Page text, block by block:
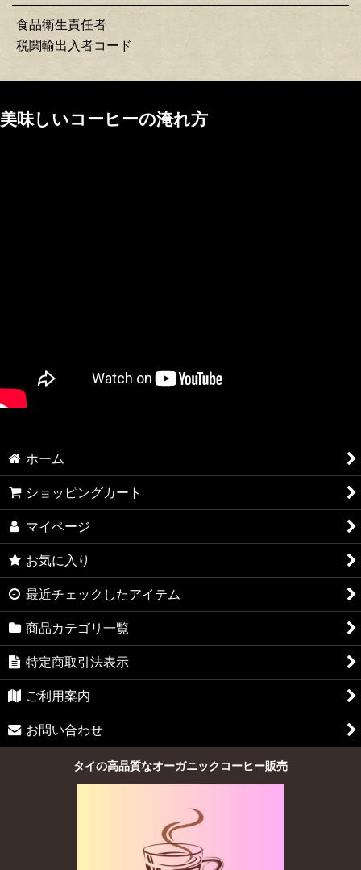
食品衛生責任者
税関輸出入者コード
美味しいコーヒーの淹れ方
ホーム
ショッピングカート
マイページ
お気に入り
最近チェックしたアイテム
商品カテゴリ一覧
特定商取引法表示
ご利用案内
お問い合わせ
タイの高品質なオーガニックコーヒー販売